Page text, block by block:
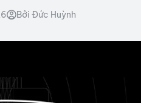
Bởi Đức Huỳnh